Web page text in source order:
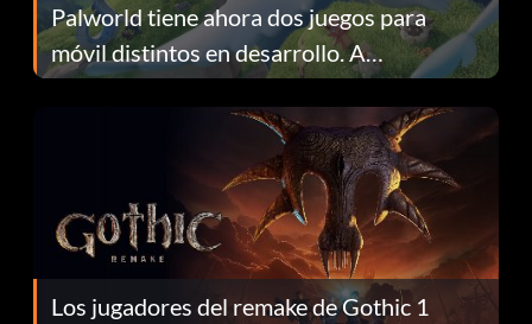
Palworld tiene ahora dos juegos para
móvil distintos en desarrollo. A
continuación te explicamos por qué.
Los jugadores del remake de Gothic 1